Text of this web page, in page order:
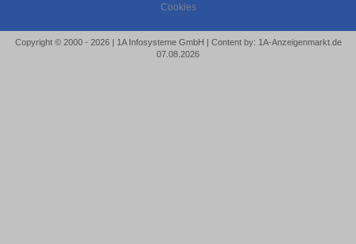
Cookies
Copyright © 2000 - 2026 | 1A Infosysteme GmbH | Content by: 1A-Anzeigenmarkt.de
07.08.2026